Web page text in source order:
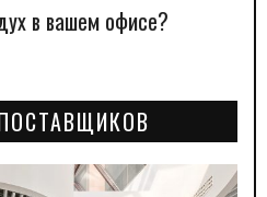
в вашем офисе?